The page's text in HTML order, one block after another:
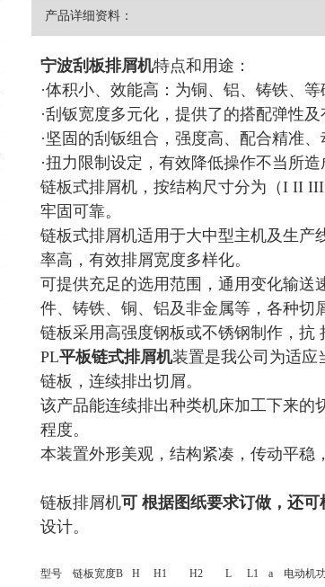
产品详细资料：
宁波刮板排屑机特点和用途：
·体积小、效能高：为铜、铝、铸铁、等
·刮钣宽度多元化，提供了的搭配弹性及
·坚固的刮钣组合，强度高、配合精准、
·扭力限制设定，有效降低操作不当所造
链板式排屑机，按结构尺寸分为（I II
牢固可靠。
链板式排屑机适用于大中型主机及生产
率高，有效排屑宽度多样化。
可提供充足的选用范围，通用变化输送
件、铸铁、铜、铝及非金属等，各种切
链板采用高强度钢板或不锈钢制作，抗
PL平板链式排屑机装置是我公司为适应
链板，连续排出切屑。
该产品能连续排出种类机床加工下来的
程度。
本装置外形美观，结构紧凑，传动平稳
链板排屑机可 根据图纸要求订做，还可
设计。
型号 链板宽度B H H1 H2 L L1 a
电动机